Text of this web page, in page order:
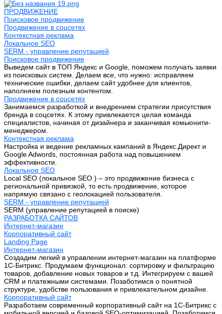
ПРОДВИЖЕНИЕ
Поисковое продвижение
Продвижение в соцсетях
Контекстная реклама
Локальное SEO
SERM - управление репутацией
Поисковое продвижение
Выведем сайт в ТОП Яндекс и Google, поможем получать заявки
из поисковых систем. Делаем все, что нужно: исправляем
технические ошибки, делаем сайт удобнее для клиентов,
наполняем полезным контентом.
Продвижение в соцсетях
Занимаемся разработкой и внедрением стратегии присутствия
бренда в соцсетях. К этому привлекается целая команда
специалистов, начиная от дизайнера и заканчивая комьюнити-
менеджером.
Контекстная реклама
Настройка и ведение рекламных кампаний в Яндекс.Директ и
Google Adwords, постоянная работа над повышением
эффективности.
Локальное SEO
Local SEO (локальное SEO ) – это продвижение бизнеса с
региональной привязкой, то есть продвижение, которое
напрямую связано с геолокацией пользователя.
SERM - управление репутацией
SERM (управление репутацией в поиске)
РАЗРАБОТКА САЙТОВ
Интернет-магазин
Корпоративный сайт
Landing Page
Интернет-магазин
Создадим легкий в управлении интернет-магазин на платформе
1С-Битрикс. Продумаем функционал: сортировку и фильтрацию
товаров, добавление новых товаров и т.д. Интегрируем с вашей
CRM и платежными системами. Позаботимся о понятной
структуре, удобстве пользования и привлекательном дизайне.
Корпоративный сайт
Разработаем современный корпоративный сайт на 1С-Битрикс с